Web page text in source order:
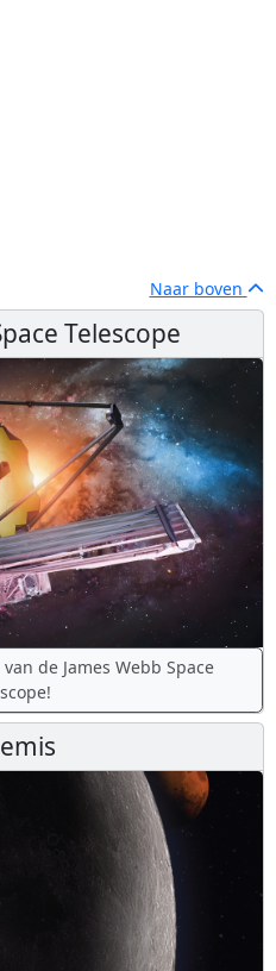
Naar boven
Telescope
de James Webb Space